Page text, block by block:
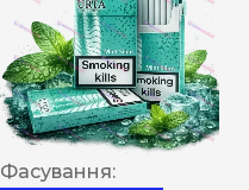
Фасування: